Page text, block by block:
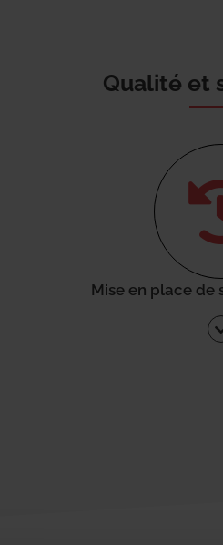
Qualité et
Mise en place de